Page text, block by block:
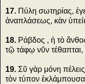
17. Πύλη σωτηρίας,
ἀναπλάσεως, κὰν
18. Ράβδος , ἡ τὸ
τῷ τάφῳ νῦν
19. Σῦ γὰρ μόνη
τὸν τύπον